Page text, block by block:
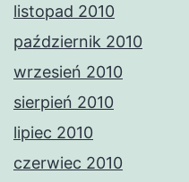
listopad 2010
październik 2010
wrzesień 2010
sierpień 2010
lipiec 2010
czerwiec 2010